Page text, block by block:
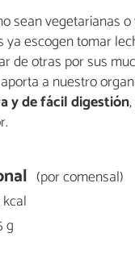
sean vegetarianas
ya escogen tomar
de otras por sus
a nuestro
y de fácil digestión
(por comensal)
kcal
g